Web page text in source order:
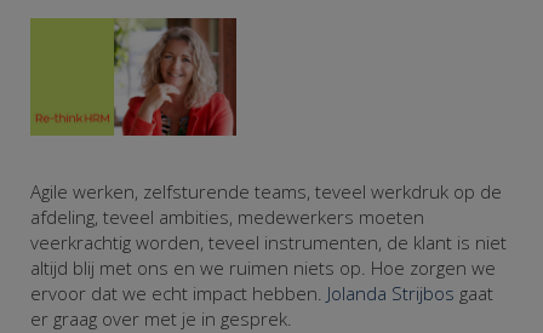
Agile werken, zelfsturende teams, teveel werkdruk op de
afdeling, teveel ambities, medewerkers moeten
veerkrachtig worden, teveel instrumenten, de klant is niet
altijd blij met ons en we ruimen niets op. Hoe zorgen we
ervoor dat we echt impact hebben. Jolanda Strijbos gaat
er graag over met je in gesprek.